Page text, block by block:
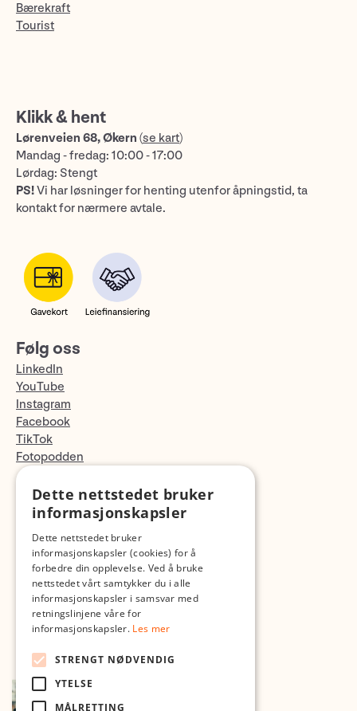
Bærekraft
Tourist
Klikk & hent
Lørenveien 68, Økern (se kart)
Mandag - fredag: 10:00 - 17:00
Lørdag: Stengt
PS!Vi har løsninger for henting utenfor åpningstid, ta
kontakt for nærmere avtale.
Følg oss
LinkedIn
YouTube
Instagram
Facebook
TikTok
Fotopodden
Med forbehold om skrive- og lagerfeil
Dette nettstedet bruker
informasjonskapsler
Dette nettstedet bruker
informasjonskapsler (cookies) for å
forbedre din opplevelse. Ved å bruke
nettstedet vårt samtykker du i alle
informasjonskapsler i samsvar med
retningslinjene våre for
informasjonskapsler. Les mer
STRENGT NØDVENDIG
YTELSE
MÅLRETTING